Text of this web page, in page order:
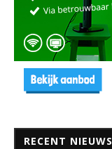
RECENT NIEUWS